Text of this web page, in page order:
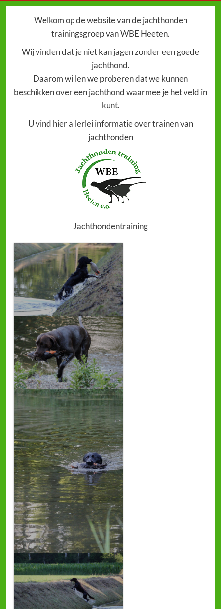
Welkom op de website van de jachthonden
trainingsgroep van WBE Heeten.
Wij vinden dat je niet kan jagen zonder een goede
jachthond.
Daarom willen we proberen dat we kunnen
beschikken over een jachthond waarmee je het veld in
kunt.
U vind hier allerlei informatie over trainen van
jachthonden
Jachthondentraining